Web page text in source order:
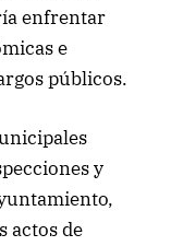
enfrentar
e
públicos.
y
actos de